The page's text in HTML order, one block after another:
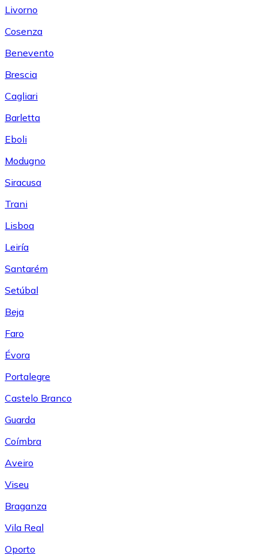
Livorno
Cosenza
Benevento
Brescia
Cagliari
Barletta
Eboli
Modugno
Siracusa
Trani
Lisboa
Leiría
Santarém
Setúbal
Beja
Faro
Évora
Portalegre
Castelo Branco
Guarda
Coímbra
Aveiro
Viseu
Braganza
Vila Real
Oporto